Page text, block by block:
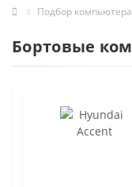
Подбор
Бортовые